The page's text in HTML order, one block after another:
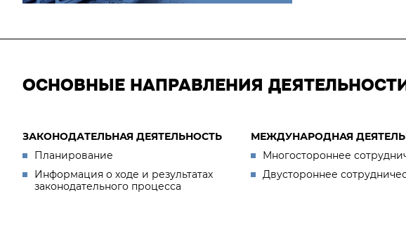
ОСНОВНЫЕ НАПРАВЛЕНИЯ
ЗАКОНОДАТЕЛЬНАЯ ДЕЯТЕЛЬНОСТЬ
Планирование
Информация о ходе и результатах
законодательного процесса
МЕЖДУНАРОДНАЯ
Многостороннее
Двустороннее